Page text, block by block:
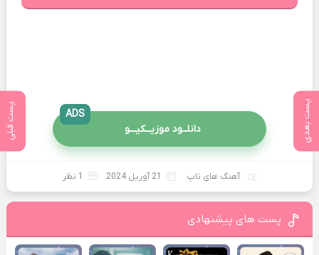
پست بعدی پست قبلی دانلــود موزیــکیـــو
ADS
آهنگ های تاپ 21 آوریل 2024 1 نظر
پست های پیشنهادی